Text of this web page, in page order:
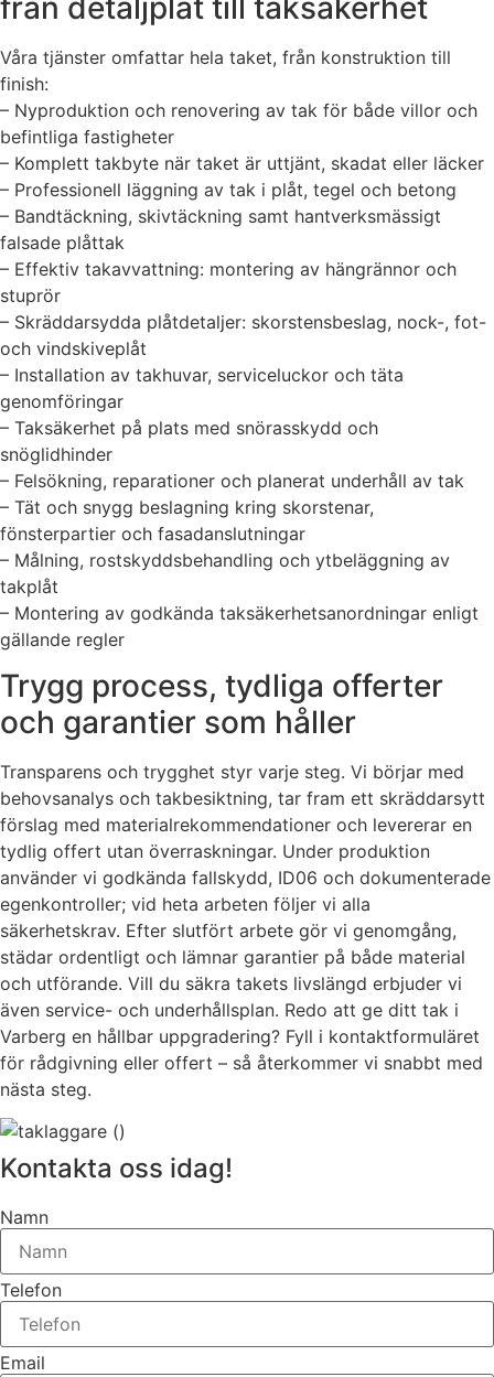
Våra tjänster omfattar hela taket, från konstruktion till
finish:
– Nyproduktion och renovering av tak för både villor och
befintliga fastigheter
– Komplett takbyte när taket är uttjänt, skadat eller läcker
– Professionell läggning av tak i plåt, tegel och betong
– Bandtäckning, skivtäckning samt hantverksmässigt
falsade plåttak
– Effektiv takavvattning: montering av hängrännor och
stuprör
– Skräddarsydda plåtdetaljer: skorstensbeslag, nock-, fot-
och vindskiveplåt
– Installation av takhuvar, serviceluckor och täta
genomföringar
– Taksäkerhet på plats med snörasskydd och
snöglidhinder
– Felsökning, reparationer och planerat underhåll av tak
– Tät och snygg beslagning kring skorstenar,
fönsterpartier och fasadanslutningar
– Målning, rostskyddsbehandling och ytbeläggning av
takplåt
– Montering av godkända taksäkerhetsanordningar enligt
gällande regler
Trygg process, tydliga offerter
och garantier som håller
Transparens och trygghet styr varje steg. Vi börjar med
behovsanalys och takbesiktning, tar fram ett skräddarsytt
förslag med materialrekommendationer och levererar en
tydlig offert utan överraskningar. Under produktion
använder vi godkända fallskydd, ID06 och dokumenterade
egenkontroller; vid heta arbeten följer vi alla
säkerhetskrav. Efter slutfört arbete gör vi genomgång,
städar ordentligt och lämnar garantier på både material
och utförande. Vill du säkra takets livslängd erbjuder vi
även service- och underhållsplan. Redo att ge ditt tak i
Varberg en hållbar uppgradering? Fyll i kontaktformuläret
för rådgivning eller offert – så återkommer vi snabbt med
nästa steg.
Kontakta oss idag!
Namn
Telefon
Email